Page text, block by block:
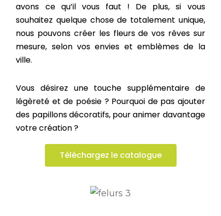
avons ce qu’il vous faut ! De plus, si vous
souhaitez quelque chose de totalement unique,
nous pouvons créer les fleurs de vos rêves sur
mesure, selon vos envies et emblèmes de la
ville.
Vous désirez une touche supplémentaire de
légèreté et de poésie? Pourquoi de pas ajouter
des papillons décoratifs, pour animer davantage
votre création ?
Téléchargez le catalogue